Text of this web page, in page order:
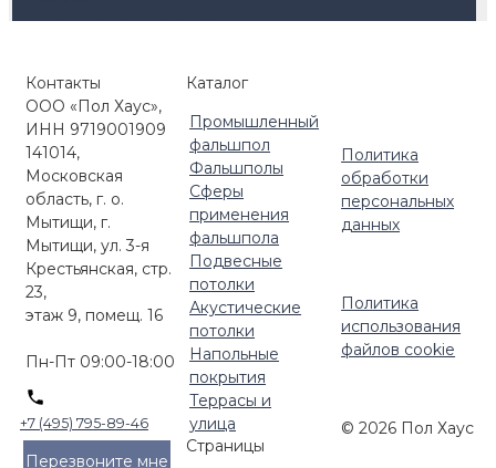
Регулируемые опоры
Ступени ДПК
Маркизы и перголы
Регулируемые опоры Level
Регулируемые опоры HILST LIFT
Регулируемые опоры с автокоррекцией
уклона (self-leveling)
Кровельные опоры HILST PLATFORM
Комплектующие для улицы
Контакты
ООО «Пол Хаус»,
ИНН 9719001909
141014,
Московская
область, г. о.
Мытищи, г.
Мытищи, ул. 3-я
Крестьянская, стр.
23,
этаж 9, помещ. 16
Пн-Пт 09:00-18:00
+7 (495) 795-89-46
Перезвоните мне
Каталог
Промышленный
фальшпол
Фальшполы
Сферы
применения
фальшпола
Подвесные
потолки
Акустические
потолки
Напольные
покрытия
Террасы и
улица
Страницы
Политика
обработки
персональных
данных
Политика
использования
файлов cookie
© 2026 Пол Хаус